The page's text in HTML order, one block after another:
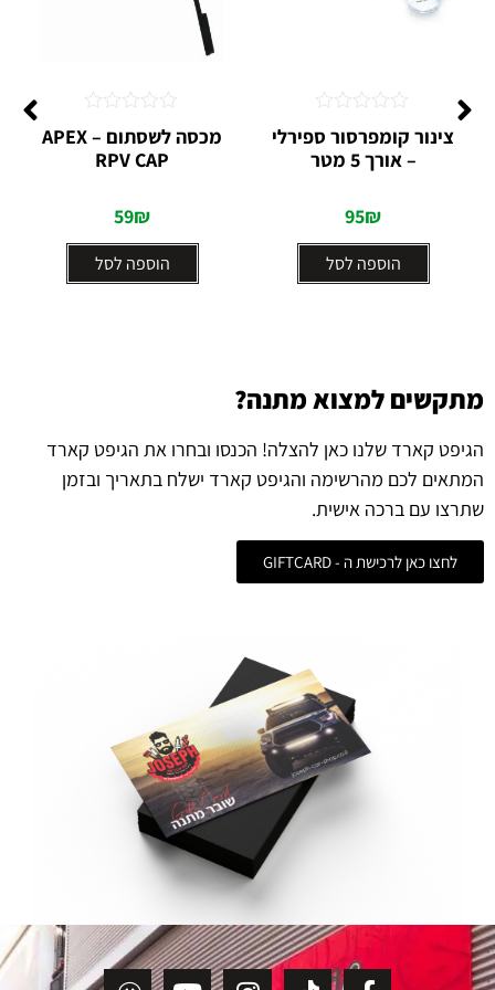
צינור קומפרסור ספירלי
– אורך 5 מטר
95₪
הוספה לסל
0
מתוך
מכסה לשסתום – APEX
RPV CAP
59₪
הוספה לסל
דורג
0
מתקשים למצוא מתנה?
הגיפט קארד שלנו כאן להצלה! הכנסו ובחרו את הגיפט קארד
המתאים לכם מהרשימה והגיפט קארד ישלח בתאריך ובזמן
שתרצו עם ברכה אישית.
לחצו כאן לרכישת ה - GIFTCARD